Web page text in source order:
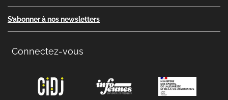
S’abonner à nos newsletters
Connectez-vous